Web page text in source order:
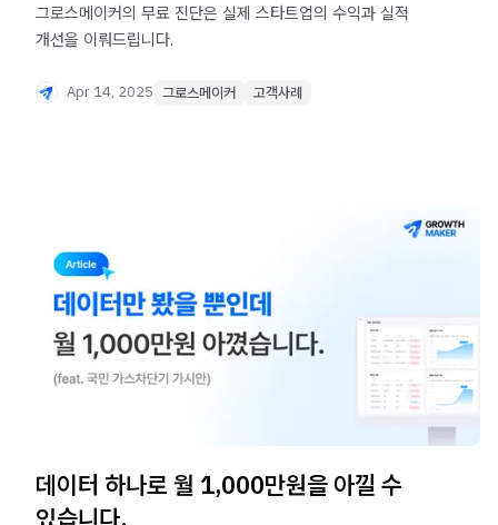
그로스메이커의 무료 진단은 실제 스타트업의 수익과 실적
개선을 이뤄드립니다.
Apr 14, 2025 그로스메이커 고객사례
데이터 하나로 월 1,000만원을 아낄 수
있습니다.